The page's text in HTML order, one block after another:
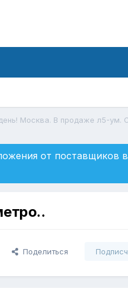
Москва. В продаже л5-ум.
от поставщиков
Поделиться